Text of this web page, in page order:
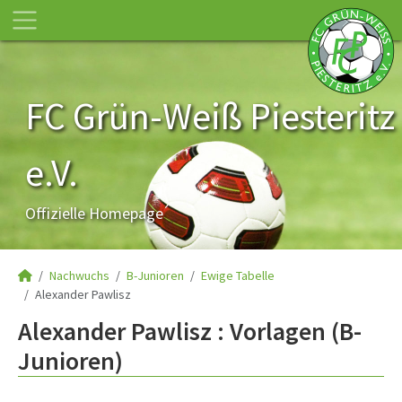
FC Grün-Weiß Piesteritz
e.V.
Offizielle Homepage
Nachwuchs B-Junioren
Ewige Tabelle
Alexander Pawlisz
Alexander Pawlisz : Vorlagen (B-
Junioren)